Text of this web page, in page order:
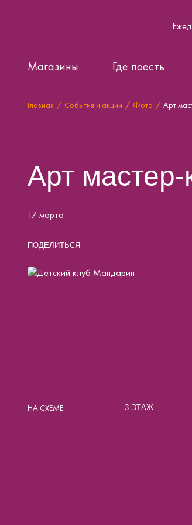
Магазины Где поесть
Главная События и акции Фото Арт
Арт мастер-
17 марта
ПОДЕЛИТЬСЯ
НА СХЕМЕ 3 ЭТАЖ